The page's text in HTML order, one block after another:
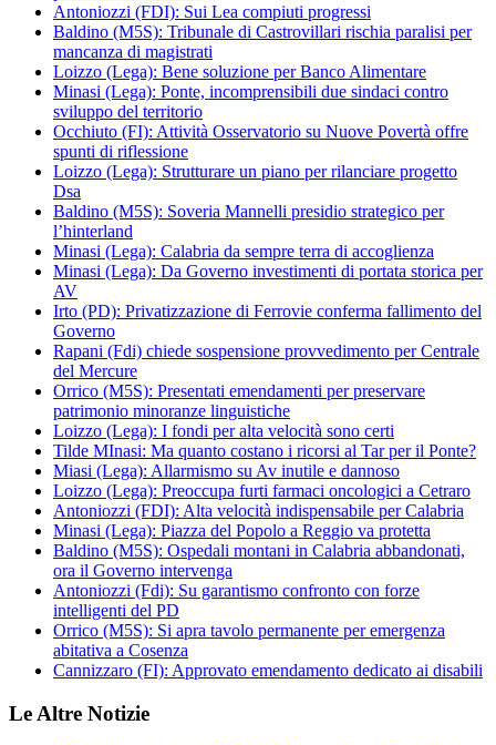
Antoniozzi (FDI): Sui Lea compiuti progressi
Baldino (M5S): Tribunale di Castrovillari rischia paralisi per
mancanza di magistrati
Loizzo (Lega): Bene soluzione per Banco Alimentare
Minasi (Lega): Ponte, incomprensibili due sindaci contro
sviluppo del territorio
Occhiuto (FI): Attività Osservatorio su Nuove Povertà offre
spunti di riflessione
Loizzo (Lega): Strutturare un piano per rilanciare progetto
Dsa
Baldino (M5S): Soveria Mannelli presidio strategico per
l’hinterland
Minasi (Lega): Calabria da sempre terra di accoglienza
Minasi (Lega): Da Governo investimenti di portata storica per
AV
Irto (PD): Privatizzazione di Ferrovie conferma fallimento del
Governo
Rapani (Fdi) chiede sospensione provvedimento per Centrale
del Mercure
Orrico (M5S): Presentati emendamenti per preservare
patrimonio minoranze linguistiche
Loizzo (Lega): I fondi per alta velocità sono certi
Tilde MInasi: Ma quanto costano i ricorsi al Tar per il Ponte?
Miasi (Lega): Allarmismo su Av inutile e dannoso
Loizzo (Lega): Preoccupa furti farmaci oncologici a Cetraro
Antoniozzi (FDI): Alta velocità indispensabile per Calabria
Minasi (Lega): Piazza del Popolo a Reggio va protetta
Baldino (M5S): Ospedali montani in Calabria abbandonati,
ora il Governo intervenga
Antoniozzi (Fdi): Su garantismo confronto con forze
intelligenti del PD
Orrico (M5S): Si apra tavolo permanente per emergenza
abitativa a Cosenza
Cannizzaro (FI): Approvato emendamento dedicato ai disabili
Le Altre Notizie